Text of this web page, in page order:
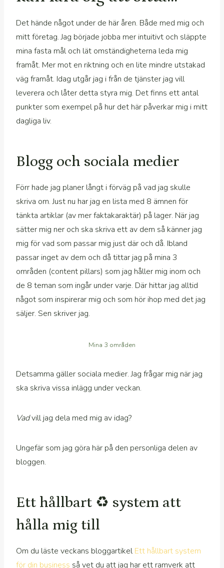
Det hände något under de här åren. Både med mig och
mitt företag. Jag började jobba mer intuitivt och släppte
mina fasta mål och lät omständigheterna leda mig
framåt. Mer mot en riktning och en lite mindre utstakad
väg framåt. Idag utgår jag i från de tjänster jag vill
leverera och låter detta styra mig. Det finns ett antal
punkter som exempel på hur det här påverkar mig i mitt
dagliga liv.
Blogg och sociala medier
Förr hade jag planer långt i förväg på vad jag skulle
skriva om. Just nu har jag en lista med 8 ämnen för
tänkta artiklar (av mer faktakaraktär) på lager. När jag
sätter mig ner och ska skriva ett av dem så känner jag
mig för vad som passar mig just där och då. Ibland
passar inget av dem och då tittar jag på mina 3
områden (content pillars) som jag håller mig inom och
de 8 teman som ingår under varje. Där hittar jag alltid
något som inspirerar mig och som hör ihop med det jag
säljer. Sen skriver jag.
Mina 3 områden
Detsamma gäller sociala medier. Jag frågar mig när jag
ska skriva vissa inlägg under veckan.
Vadvill jag dela med mig av idag?
Ungefär som jag göra här på den personliga delen av
bloggen.
Ett hållbart ♻️ system att
hålla mig till
Om du läste veckans bloggartikelEtt hållbart system
för din business så vet du att jag har ett ramverk att